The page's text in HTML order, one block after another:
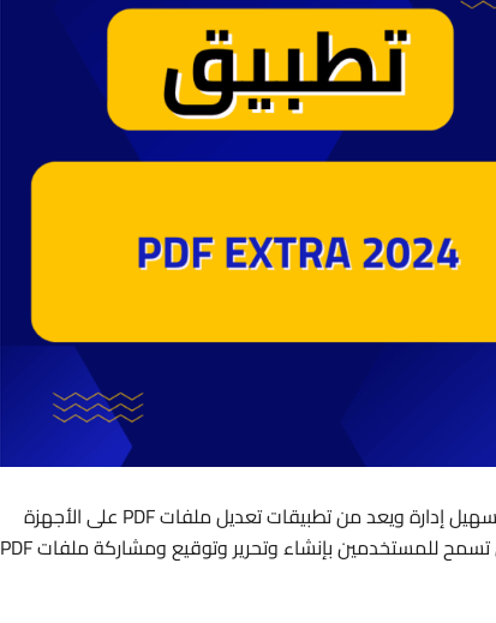
تطبيق PDF Extra هو تطبيق متعدد الوظائف يهدف إلى تسهيل إدارة ويعد من تطبيقات تعديل ملفات PDF على الأجهزة
المحمولة. يوفر التطبيق مجموعة واسعة من الميزات التي تسمح للمستخدمين بإنشاء وتحرير وتوقيع ومشاركة ملفات PDF